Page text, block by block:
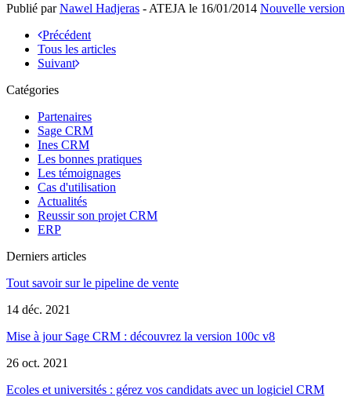
Nouvelle version
Publié parNawel Hadjeras - ATEJA le 16/01/2014
Précédent
Tous les articles
Suivant
Catégories
Partenaires
Sage CRM
Ines CRM
Les bonnes pratiques
Les témoignages
Cas d'utilisation
Actualités
Reussir son projet CRM
ERP
Derniers articles
Tout savoir sur le pipeline de vente
14 déc. 2021
Mise à jour Sage CRM : découvrez la version 100c v8
26 oct. 2021
Ecoles et universités : gérez vos candidats avec un logiciel CRM